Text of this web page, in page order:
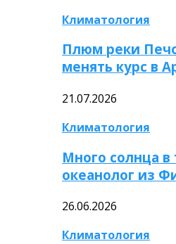
Климатология
Плюм реки
менять курс в
21.07.2026
Климатология
Много солнца в
океанолог из
26.06.2026
Климатология